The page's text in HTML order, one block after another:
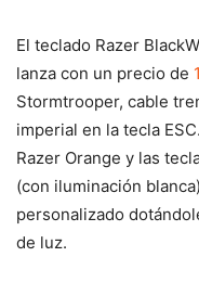
El teclado Razer
lanza con un precio de
Stormtrooper, cable
imperial en la tecla
Razer Orange y las
(con iluminación
personalizado
de luz.